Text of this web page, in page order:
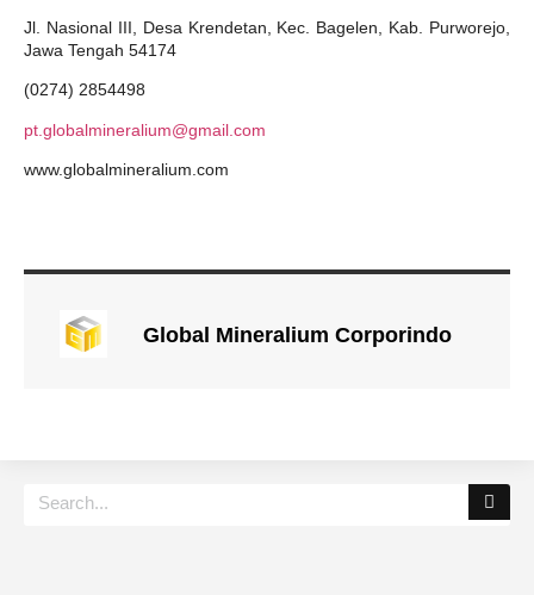
Jl. Nasional III, Desa Krendetan, Kec. Bagelen, Kab. Purworejo,
Jawa Tengah 54174
(0274) 2854498
pt.globalmineralium@gmail.com
www.globalmineralium.com
Global Mineralium Corporindo